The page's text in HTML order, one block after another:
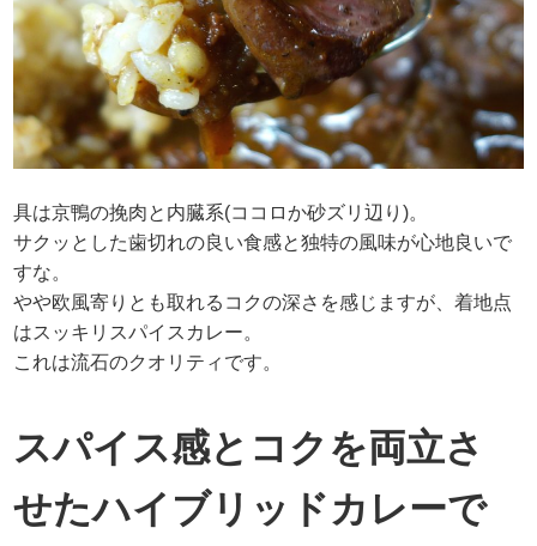
具は京鴨の挽肉と内臓系(ココロか砂ズリ辺り)。
サクッとした歯切れの良い食感と独特の風味が心地良いで
すな。
やや欧風寄りとも取れるコクの深さを感じますが、着地点
はスッキリスパイスカレー。
これは流石のクオリティです。
スパイス感とコクを両立さ
せたハイブリッドカレーで